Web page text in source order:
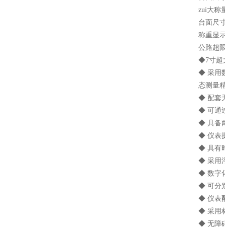
zui大称
台面尺
称重显
公路超
◆7寸超
◆ 采用
态测量
◆ 配套
◆ 可通
◆ 具备
◆ 仪表
◆ 具有
◆ 采用
◆ 数字
◆ 可分
◆ 仪表
◆ 采用
◆ 无障